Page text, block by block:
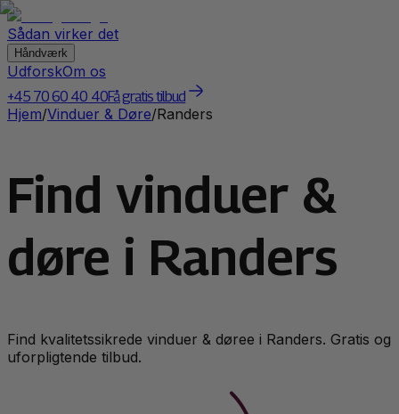
Sådan virker det
Håndværk
UdforskOm os
+45 70 60 40 40Få gratis tilbud
Hjem/Vinduer & Døre/Randers
Find vinduer &
døre i Randers
Find kvalitetssikrede vinduer & døree i Randers. Gratis og
uforpligtende tilbud.